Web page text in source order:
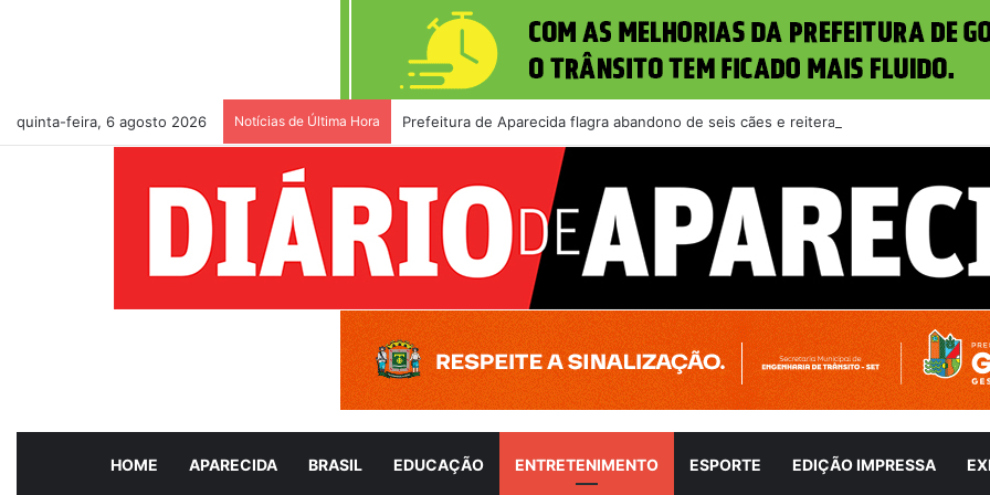
quinta-feira, 6 agosto 2026 Notícias de Última Hora Prefeitura de Aparecida flagra abandono de seis cães e reitera que o ato é crime
HOME APARECIDA BRASIL EDUCAÇÃO ENTRETENIMENTO ESPORTE EDIÇÃO IMPRESSA